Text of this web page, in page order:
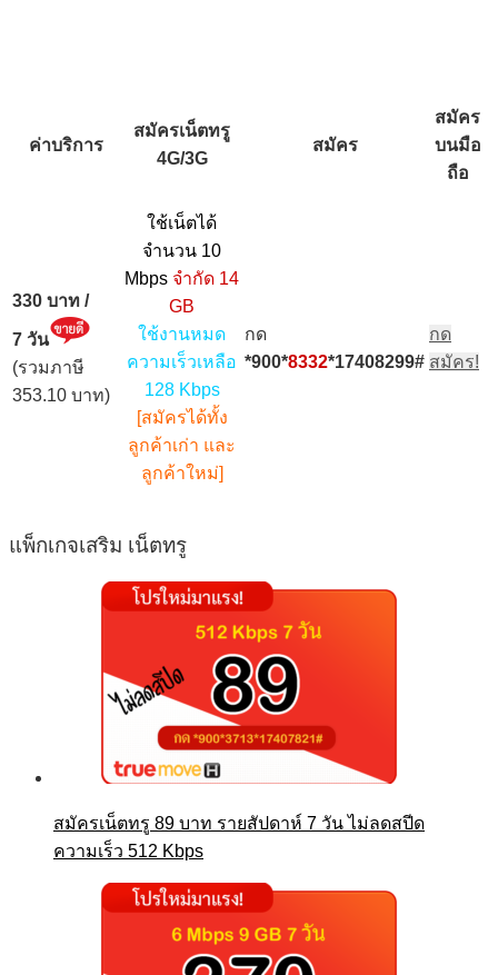
ค่าบริการ
สมัครเน็ตทรู
4G/3G
สมัคร
สมัคร
บนมือ
ถือ
330 บาท /
7 วัน
(รวมภาษี
353.10 บาท)
ใช้เน็ตได้
จำนวน 10
Mbps จำกัด 14
GB
ใช้งานหมด
ความเร็วเหลือ
128 Kbps
[สมัครได้ทั้ง
ลูกค้าเก่า และ
ลูกค้าใหม่]
กด
*900*8332*17408299#
กด
สมัคร!
แพ็กเกจเสริม เน็ตทรู
สมัครเน็ตทรู 89 บาท รายสัปดาห์ 7 วัน ไม่ลดสปีด
ความเร็ว 512 Kbps